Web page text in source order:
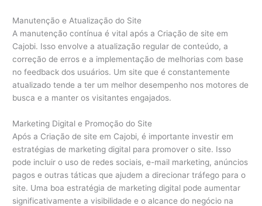
Manutenção e Atualização do Site
A manutenção contínua é vital após a Criação de site em
Cajobi. Isso envolve a atualização regular de conteúdo, a
correção de erros e a implementação de melhorias com base
no feedback dos usuários. Um site que é constantemente
atualizado tende a ter um melhor desempenho nos motores de
busca e a manter os visitantes engajados.
Marketing Digital e Promoção do Site
Após a Criação de site em Cajobi, é importante investir em
estratégias de marketing digital para promover o site. Isso
pode incluir o uso de redes sociais, e-mail marketing, anúncios
pagos e outras táticas que ajudem a direcionar tráfego para o
site. Uma boa estratégia de marketing digital pode aumentar
significativamente a visibilidade e o alcance do negócio na